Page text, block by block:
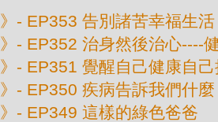
》- EP353 告別諸苦幸福生活
》- EP352 治身然後治心----
》- EP351 覺醒自己健康自
》- EP350 疾病告訴我們什麼
》- EP349 這樣的綠色爸爸